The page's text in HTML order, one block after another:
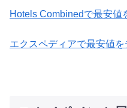
Hotels Combinedで最安値
エクスペディアで最安値を